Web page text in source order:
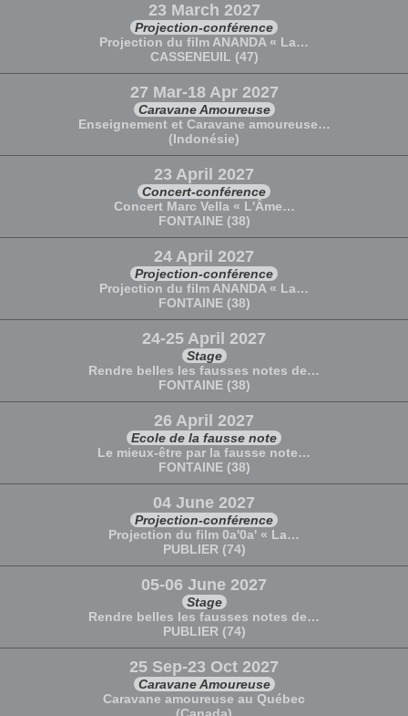
23 March 2027
Projection-conférence
Projection du film ANANDA « La…
CASSENEUIL (47)
27 Mar-18 Apr 2027
Caravane Amoureuse
Enseignement et Caravane amoureuse…
(Indonésie)
23 April 2027
Concert-conférence
Concert Marc Vella « L'Âme…
FONTAINE (38)
24 April 2027
Projection-conférence
Projection du film ANANDA « La…
FONTAINE (38)
24-25 April 2027
Stage
Rendre belles les fausses notes de…
FONTAINE (38)
26 April 2027
Ecole de la fausse note
Le mieux-être par la fausse note…
FONTAINE (38)
04 June 2027
Projection-conférence
Projection du film 0a'0a' « La…
PUBLIER (74)
05-06 June 2027
Stage
Rendre belles les fausses notes de…
PUBLIER (74)
25 Sep-23 Oct 2027
Caravane Amoureuse
Caravane amoureuse au Québec